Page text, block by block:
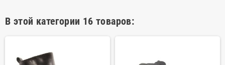
В этой категории 16 товаров: